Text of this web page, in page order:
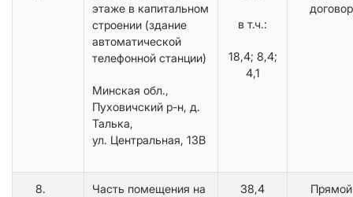
этаже в капитальном
строении (здание
автоматической
телефонной станции)
Минская обл.,
Пуховичский р-н, д.
Талька,
ул. Центральная, 13В
в т.ч.:
18,4; 8,4;
4,1
договор
8.
Часть помещения на
38,4
Прямой